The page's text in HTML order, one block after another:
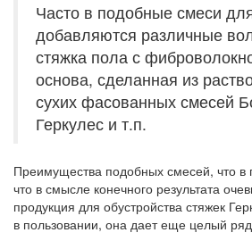
Часто в подобные смеси
добавляются различные
стяжка пола с
основа, сделанная из
сухих фасованных смесей
Геркулес и т.п.
Преимущества подобных смесей, что
что в смысле конечного результата
продукция для обустройства стяжек
в пользовании, она дает еще целый